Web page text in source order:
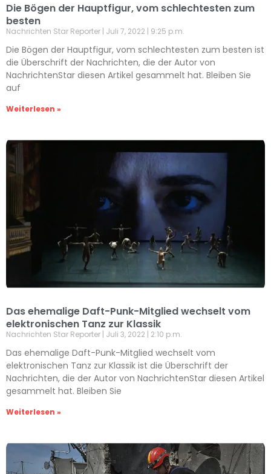
Die Bögen der Hauptfigur, vom schlechtesten zum
besten
Nachrichten Star Reporter Juli 7, 2022 9:25 p.m.
Die Bögen der Hauptfigur, vom schlechtesten zum besten ist
die Überschrift der Nachrichten, die der Autor von
NachrichtenStar diesen Artikel gesammelt hat. Bleiben Sie
auf
Weiterlesen »
Das ehemalige Daft-Punk-Mitglied wechselt vom
elektronischen Tanz zur Klassik
Nachrichten Star Reporter Juli 3, 2022 2:10 p.m.
Das ehemalige Daft-Punk-Mitglied wechselt vom
elektronischen Tanz zur Klassik ist die Überschrift der
Nachrichten, die der Autor von NachrichtenStar diesen Artikel
gesammelt hat. Bleiben Sie
Weiterlesen »